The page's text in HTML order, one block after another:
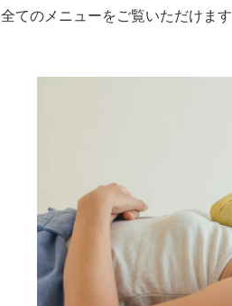
全てのメニューをご覧いただけます